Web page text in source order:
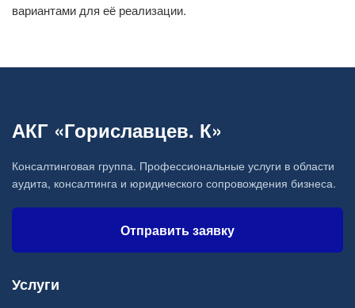
вариантами для её реализации.
АКГ «Гориславцев. К»
Консалтинговая группа. Профессиональные услуги в области
аудита, консалтинга и юридического сопровождения бизнеса.
Отправить заявку
Услуги